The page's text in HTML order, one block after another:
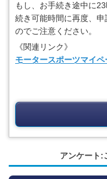
もし、お手続き途中に
続き可能時間に再度、
のでご注意ください。
《関連リンク》
モータースポーツマイペ
アンケート: